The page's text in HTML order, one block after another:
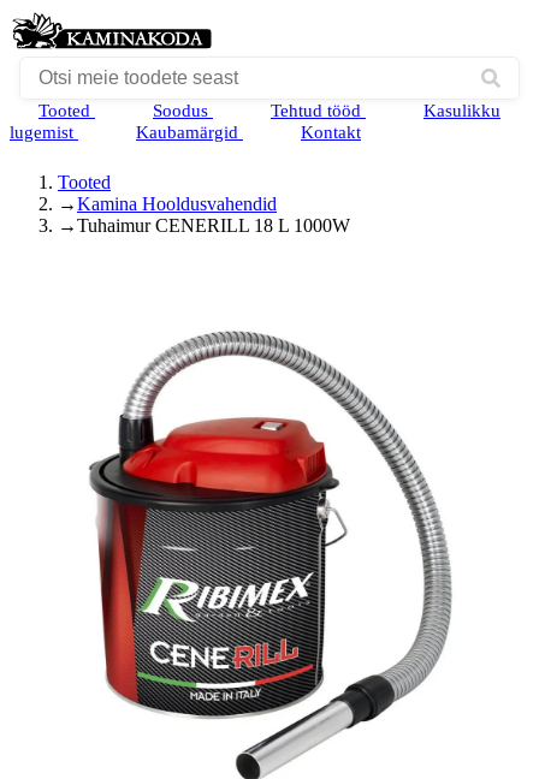
Tooted Soodus Tehtud tööd
Kasulikku
lugemist
Kaubamärgid Kontakt
Tooted
→Kamina Hooldusvahendid
→Tuhaimur CENERILL 18 L 1000W